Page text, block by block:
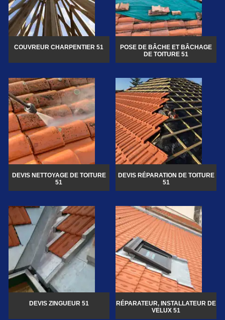
COUVREUR CHARPENTIER 51
POSE DE BÂCHE ET BÂCHAGE
DE TOITURE 51
DEVIS NETTOYAGE DE TOITURE
51
DEVIS RÉPARATION DE TOITURE
51
DEVIS ZINGUEUR 51
RÉPARATEUR, INSTALLATEUR DE
VELUX 51